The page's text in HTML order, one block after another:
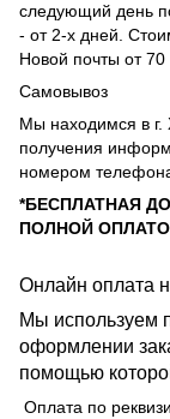
следующий день
- от 2-х дней.
Новой почты от 70
Самовывоз
Мы находимся в г.
получения
номером
*БЕСПЛАТНАЯ
ПОЛНОЙ
Онлайн оплата
Мы используем
оформлении
помощью
Оплата по